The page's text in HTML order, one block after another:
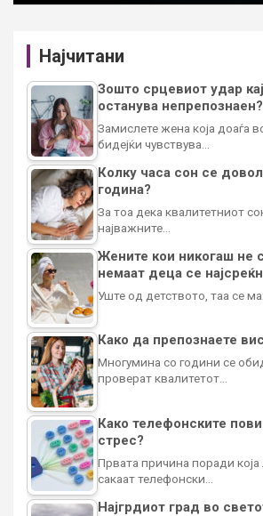
Најчитани
Зошто срцевиот удар
останува непрепознаен?
Замислете жена која доаѓа
бидејќи чувствува…
Колку часа сон се
година?
За тоа дека квалитетниот
најважните…
Жените кои никогаш не
немаат деца се
Уште од детството, таа се
Како да препознаете
Многумина со години се
проверат квалитетот…
Како телефонските
стрес?
Првата причина поради која
сакаат телефонски…
Најгрдиот град во